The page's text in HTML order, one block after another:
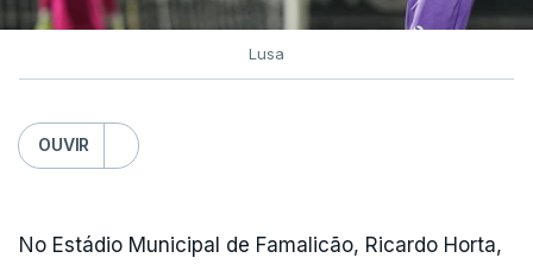
Lusa
OUVIR
No Estádio Municipal de Famalicão, Ricardo Horta,